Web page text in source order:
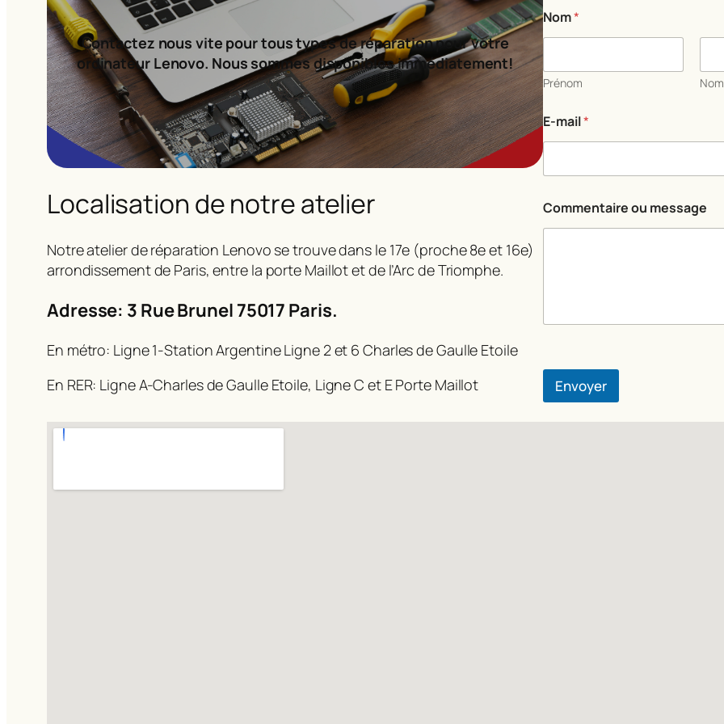
Contactez nous vite pour tous types de réparation pour votre
ordinateur Lenovo. Nous sommes disponibles immédiatement!
Localisation de notre atelier
Notre atelier de réparation Lenovo se trouve dans le 17e (proche 8e et 16e)
arrondissement de Paris, entre la porte Maillot et de l’Arc de Triomphe.
Adresse: 3 Rue Brunel 75017 Paris.
En métro: Ligne 1-Station Argentine Ligne 2 et 6 Charles de Gaulle Etoile
En RER: Ligne A-Charles de Gaulle Etoile, Ligne C et E Porte Maillot
Nom*
Prénom Nom
e
s
a
e
N
o
E-mail*
Commentaire ou message
Envoyer